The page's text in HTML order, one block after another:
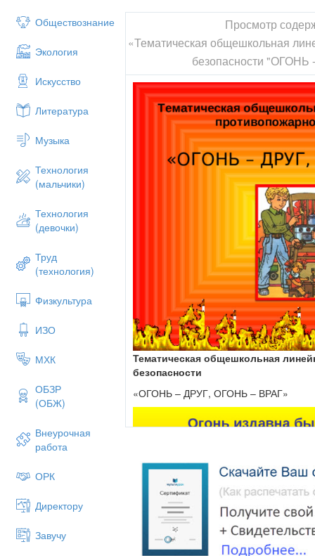
Обществознание
Экология
Искусство
Литература
Музыка
Технология
(мальчики)
Технология
(девочки)
Труд
(технология)
Физкультура
ИЗО
МХК
ОБЗР
(ОБЖ)
Внеурочная
работа
ОРК
Директору
Завучу
Просмотр
«Тематическая общешкольная
безопасности
Тематическая общешкольная
безопасности
«ОГОНЬ – ДРУГ, ОГОНЬ – ВРАГ»